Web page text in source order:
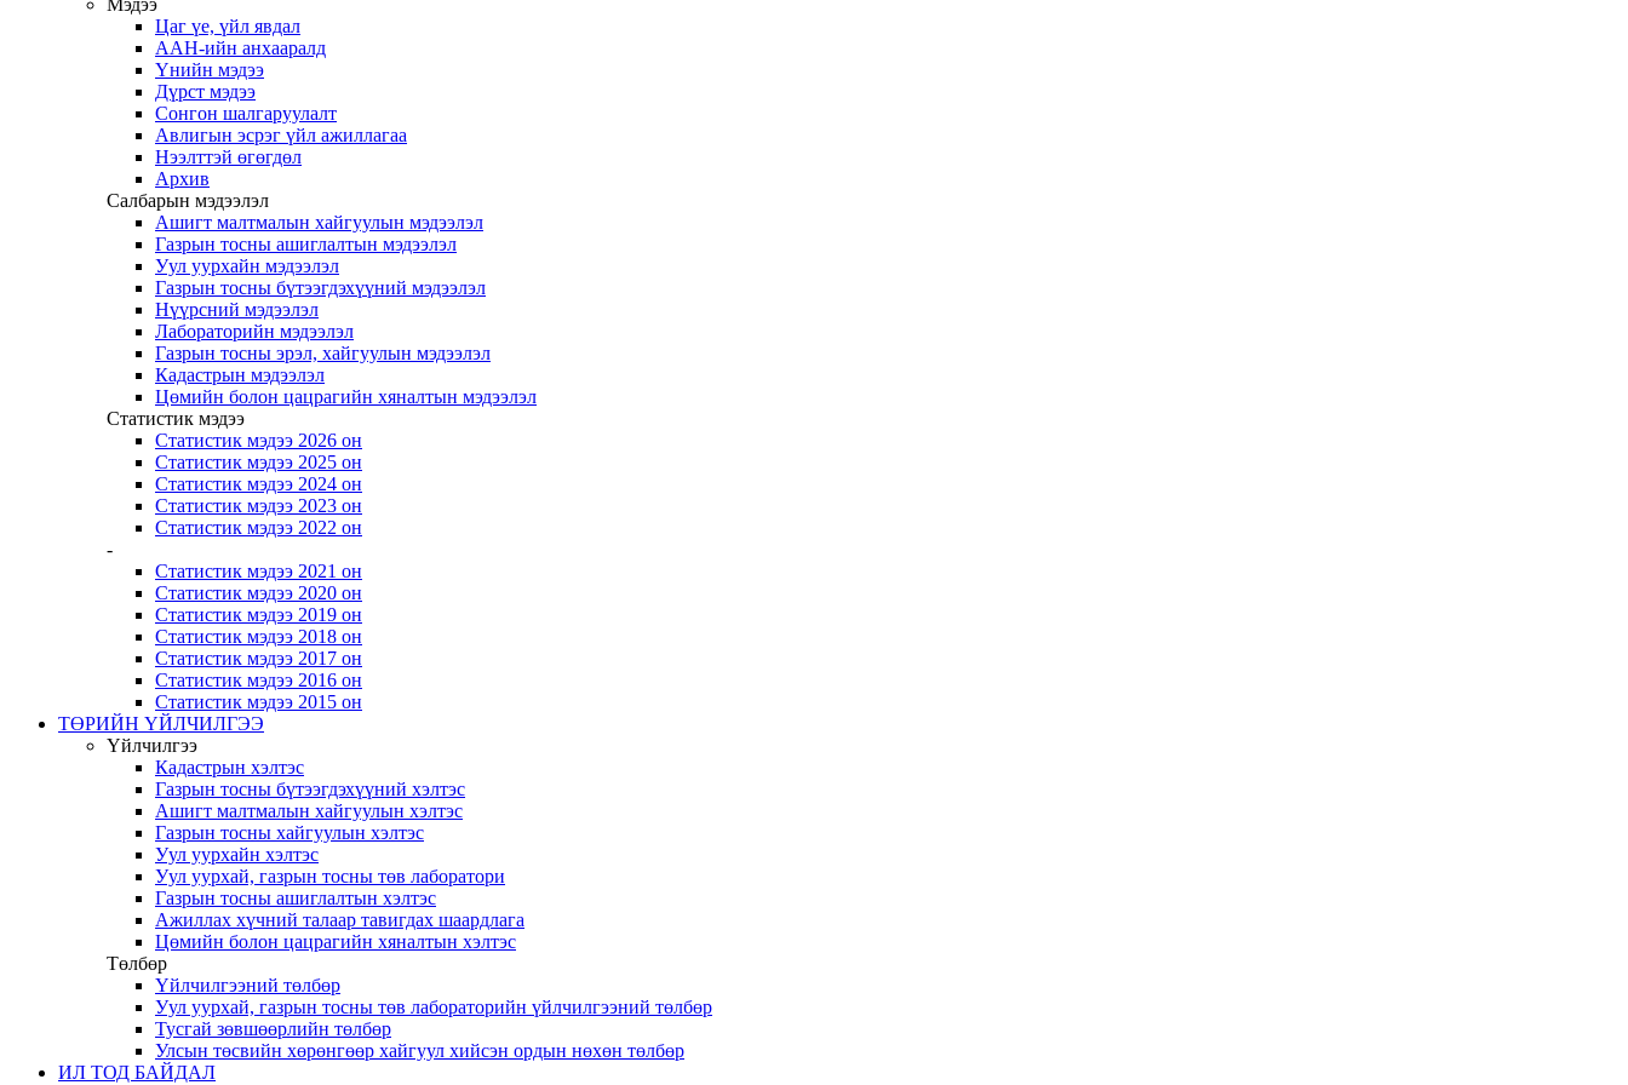
Мэдээ
Цаг үе, үйл явдал
ААН-ийн анхааралд
Үнийн мэдээ
Дүрст мэдээ
Сонгон шалгаруулалт
Авлигын эсрэг үйл ажиллагаа
Нээлттэй өгөгдөл
Архив
Салбарын мэдээлэл
Ашигт малтмалын хайгуулын мэдээлэл
Газрын тосны ашиглалтын мэдээлэл
Уул уурхайн мэдээлэл
Газрын тосны бүтээгдэхүүний мэдээлэл
Нүүрсний мэдээлэл
Лабораторийн мэдээлэл
Газрын тосны эрэл, хайгуулын мэдээлэл
Кадастрын мэдээлэл
Цөмийн болон цацрагийн хяналтын мэдээлэл
Статистик мэдээ
Статистик мэдээ 2026 он
Статистик мэдээ 2025 он
Статистик мэдээ 2024 он
Статистик мэдээ 2023 он
Статистик мэдээ 2022 он
-
Статистик мэдээ 2021 он
Статистик мэдээ 2020 он
Статистик мэдээ 2019 он
Статистик мэдээ 2018 он
Статистик мэдээ 2017 он
Статистик мэдээ 2016 он
Статистик мэдээ 2015 он
ТӨРИЙН ҮЙЛЧИЛГЭЭ
Үйлчилгээ
Кадастрын хэлтэс
Газрын тосны бүтээгдэхүүний хэлтэс
Ашигт малтмалын хайгуулын хэлтэс
Газрын тосны хайгуулын хэлтэс
Уул уурхайн хэлтэс
Уул уурхай, газрын тосны төв лаборатори
Газрын тосны ашиглалтын хэлтэс
Ажиллах хүчний талаар тавигдах шаардлага
Цөмийн болон цацрагийн хяналтын хэлтэс
Төлбөр
Үйлчилгээний төлбөр
Уул уурхай, газрын тосны төв лабораторийн үйлчилгээний төлбөр
Тусгай зөвшөөрлийн төлбөр
Улсын төсвийн хөрөнгөөр хайгуул хийсэн ордын нөхөн төлбөр
ИЛ ТОД БАЙДАЛ